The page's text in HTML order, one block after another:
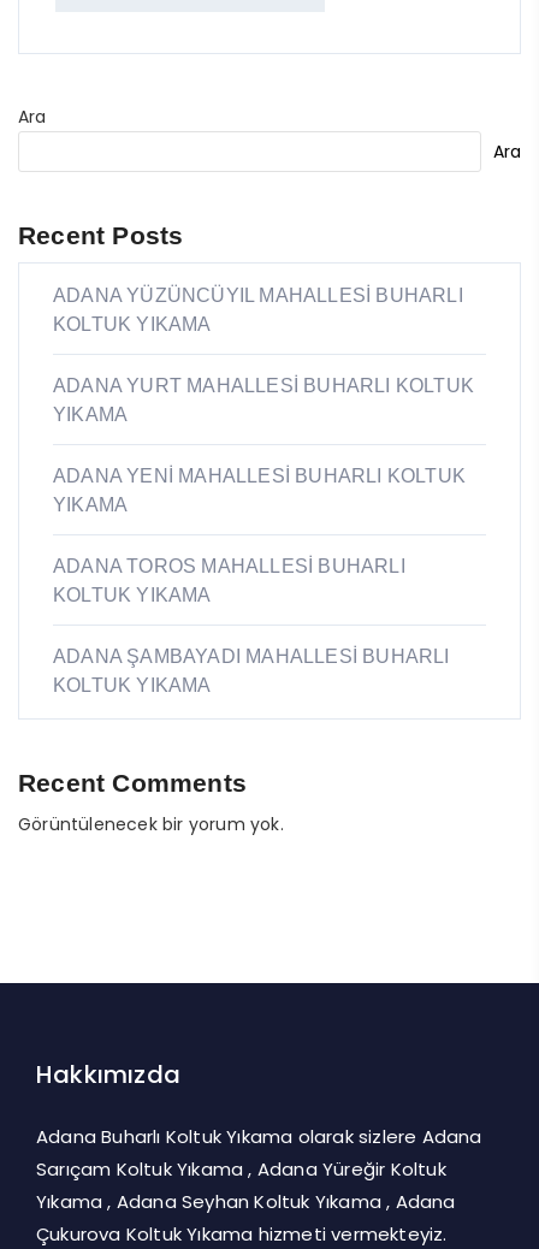
Ara
Ara
Recent Posts
ADANA YÜZÜNCÜYIL MAHALLESİ BUHARLI
KOLTUK YIKAMA
ADANA YURT MAHALLESİ BUHARLI KOLTUK
YIKAMA
ADANA YENİ MAHALLESİ BUHARLI KOLTUK
YIKAMA
ADANA TOROS MAHALLESİ BUHARLI
KOLTUK YIKAMA
ADANA ŞAMBAYADI MAHALLESİ BUHARLI
KOLTUK YIKAMA
Recent Comments
Görüntülenecek bir yorum yok.
Hakkımızda
Adana Buharlı Koltuk Yıkama olarak sizlere Adana
Sarıçam Koltuk Yıkama , Adana Yüreğir Koltuk
Yıkama , Adana Seyhan Koltuk Yıkama , Adana
Çukurova Koltuk Yıkama hizmeti vermekteyiz.